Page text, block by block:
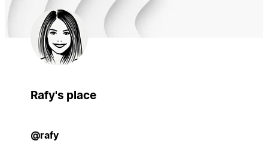
Rafy's place
@rafy